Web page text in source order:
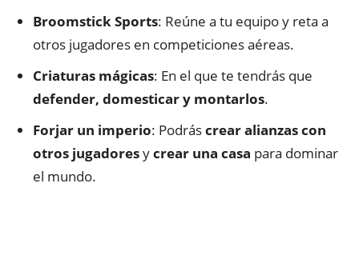
BroomstickSports: Reúne a tu equipo y reta a
otros jugadores en competiciones aéreas.
Criaturas mágicas: En el que te tendrás que
defender, domesticar y montarlos.
Forjar un imperio: Podráscrear alianzas con
otros jugadoresycrear una casa para dominar
el mundo.